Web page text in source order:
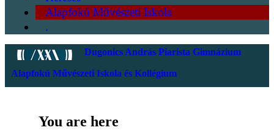
Alapfokú Művészeti Iskola
.
Dugonics András Piarista Gimnázium
Alapfokú Művészeti Iskola és Kollégium
You are here